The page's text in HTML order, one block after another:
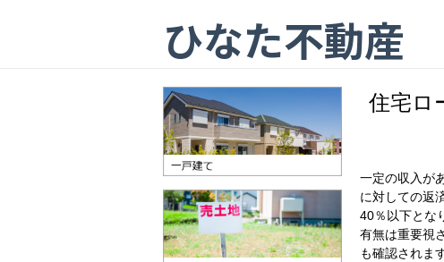
ひなた不動産
住宅ロ
一定の収入が
に対しての返
40％以下とな
有無は重要視
も確認されま